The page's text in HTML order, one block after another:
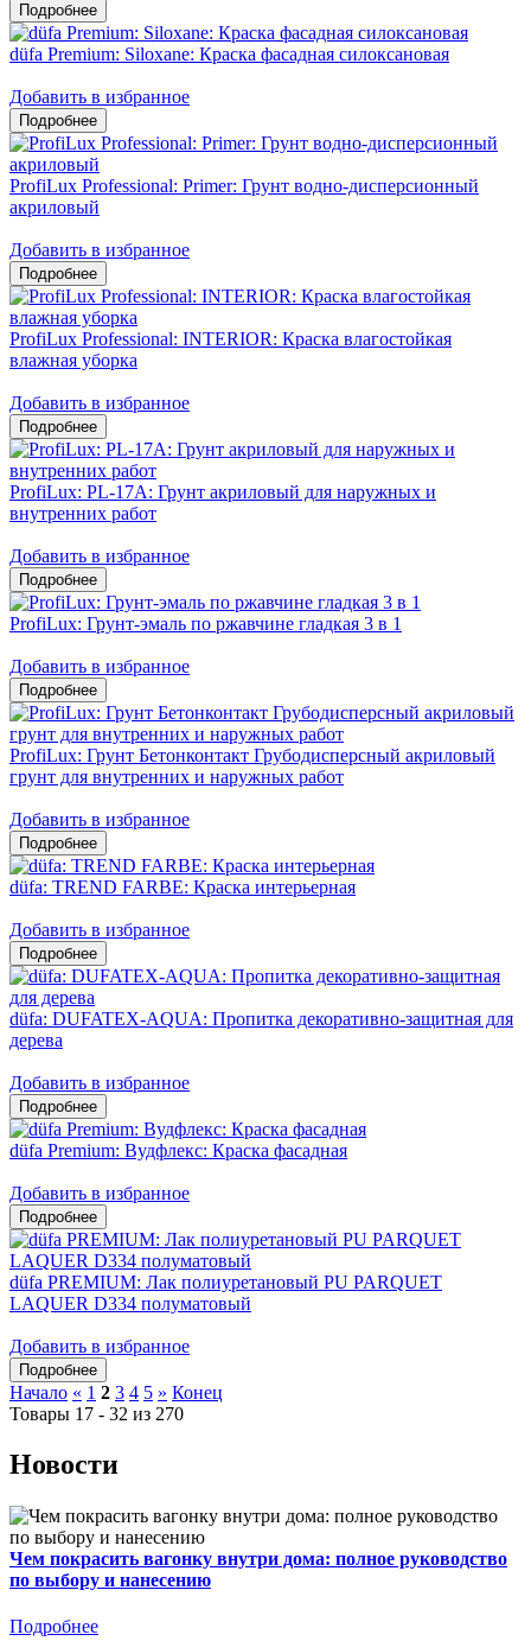
düfa Premium: Siloxane: Краска фасадная силоксановая
Добавить в избранное
ProfiLux Professional: Primer: Грунт водно-дисперсионный
акриловый
Добавить в избранное
ProfiLux Professional: INTERIOR: Краска влагостойкая
влажная уборка
Добавить в избранное
ProfiLux: PL-17A: Грунт акриловый для наружных и
внутренних работ
Добавить в избранное
ProfiLux: Грунт-эмаль по ржавчине гладкая 3 в 1
Добавить в избранное
ProfiLux: Грунт Бетонконтакт Грубодисперсный акриловый
грунт для внутренних и наружных работ
Добавить в избранное
düfa: TREND FARBE: Краска интерьерная
Добавить в избранное
düfa: DUFATEX-AQUA: Пропитка декоративно-защитная для
дерева
Добавить в избранное
düfa Premium: Вудфлекс: Краска фасадная
Добавить в избранное
düfa PREMIUM: Лак полиуретановый PU PARQUET
LAQUER D334 полуматовый
Добавить в избранное
Начало « 1 2 3 4 5 » Конец
Товары 17 - 32 из 270
Новости
Чем покрасить вагонку внутри дома: полное руководство
по выбору и нанесению
Подробнее